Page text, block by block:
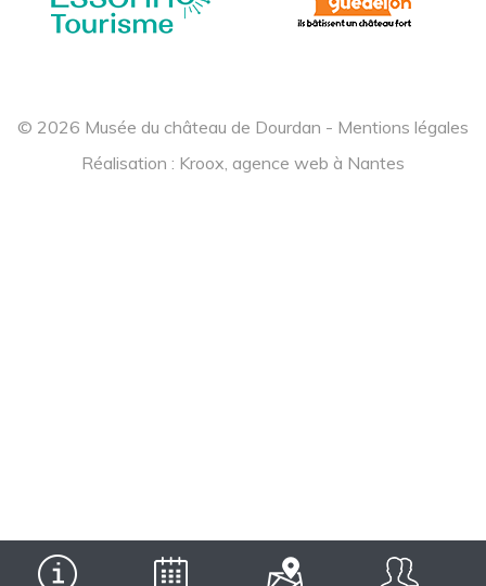
© 2026 Musée du château de Dourdan - Mentions légales
Réalisation : Kroox, agence web à Nantes